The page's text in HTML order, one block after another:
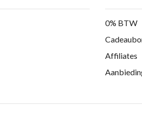
0% BTW
Affiliates